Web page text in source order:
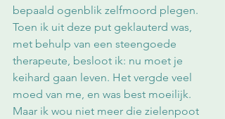
bepaald ogenblik zelfmoord plegen.
Toen ik uit deze put geklauterd was,
met behulp van een steengoede
therapeute, besloot ik: nu moet je
keihard gaan leven. Het vergde veel
moed van me, en was best moeilijk.
Maar ik wou niet meer die zielenpoot